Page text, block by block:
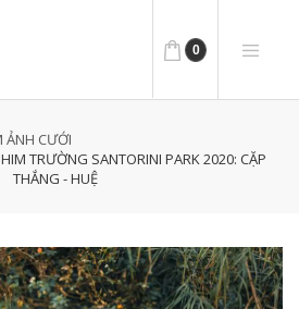
0
ẢNH CƯỚI
TRƯỜNG SANTORINI PARK 2020: CẶP
THẮNG - HUỆ